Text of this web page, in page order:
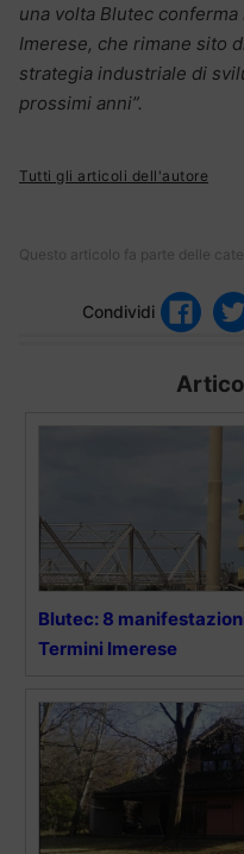
una volta Blutec
Imerese, che rimane sito
strategia industriale di
prossimi anni”.
Tutti gli articoli dell'autore
Questo articolo fa parte delle
Condividi
Blutec: 8
Termini Imerese